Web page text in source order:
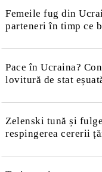
Femeile fug din
parteneri în timp ce
Pace în Ucraina?
lovitură de stat
Zelenski tună și
respingerea cererii